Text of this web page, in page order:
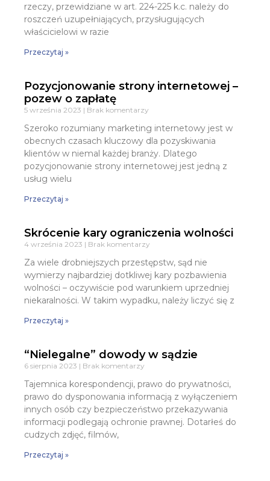
rzeczy, przewidziane w art. 224-225 k.c. należy do
roszczeń uzupełniających, przysługujących
właścicielowi w razie
Przeczytaj »
Pozycjonowanie strony internetowej –
pozew o zapłatę
5 września 2023 Brak komentarzy
Szeroko rozumiany marketing internetowy jest w
obecnych czasach kluczowy dla pozyskiwania
klientów w niemal każdej branży. Dlatego
pozycjonowanie strony internetowej jest jedną z
usług wielu
Przeczytaj »
Skrócenie kary ograniczenia wolności
4 września 2023 Brak komentarzy
Za wiele drobniejszych przestępstw, sąd nie
wymierzy najbardziej dotkliwej kary pozbawienia
wolności – oczywiście pod warunkiem uprzedniej
niekaralności. W takim wypadku, należy liczyć się z
Przeczytaj »
“Nielegalne” dowody w sądzie
6 sierpnia 2023 Brak komentarzy
Tajemnica korespondencji, prawo do prywatności,
prawo do dysponowania informacją z wyłączeniem
innych osób czy bezpieczeństwo przekazywania
informacji podlegają ochronie prawnej. Dotarłeś do
cudzych zdjęć, filmów,
Przeczytaj »